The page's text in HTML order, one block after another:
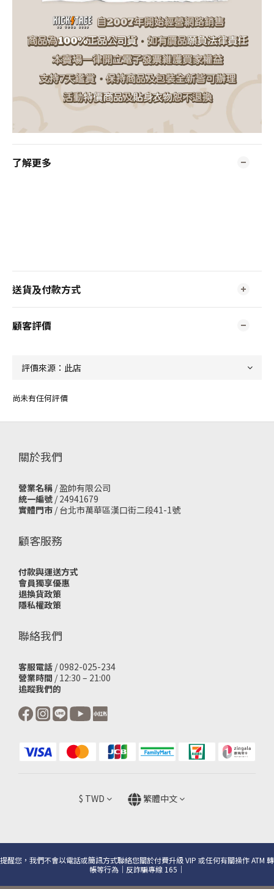
了解更多
送貨及付款方式
顧客評價
尚未有任何評價
關於我們
營業名稱 / 盈帥有限公司
統一編號 / 24941679
實體門市 / 台北市萬華區漢口街二段41-1號
顧客服務
付款與運送方式
會員獨享優惠
退換貨政策
隱私權政策
聯絡我們
客服電話 / 0982-025-234
營業時間 / 12:30 – 21:00
追蹤我們的
$ TWD 繁體中文
提醒您，我們不會以電話或簡訊方式聯絡您關於付費升級 VIP 或任何有關操作 ATM 轉
帳等行為｜反詐騙專線 165｜